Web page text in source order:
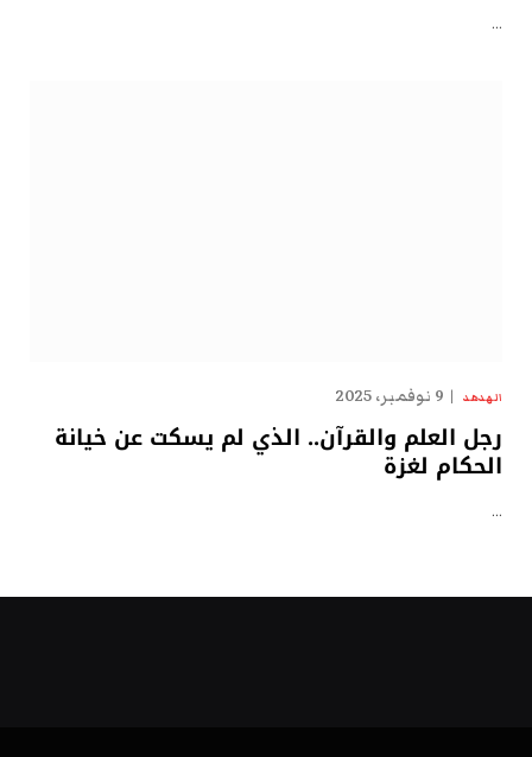
…
الهدهد 9 نوفمبر، 2025
رجل العلم والقرآن.. الذي لم يسكت عن خيانة
الحكام لغزة
…